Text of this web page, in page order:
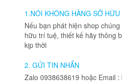
nhiều
biến
thể.
Các
chọn
có
thể
1.NÓI KHÔNG HÀNG SỠ
Nếu bạn phát hiện shop
hữu trí tuệ, thiết kế hãy thông
kịp thời
2. GỬI TIN NHẮN
Zalo 0938638619 hoặc Email